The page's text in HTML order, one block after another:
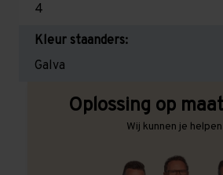
4
Kleur staanders:
Galva
Oplossing op
Wij kunnen je